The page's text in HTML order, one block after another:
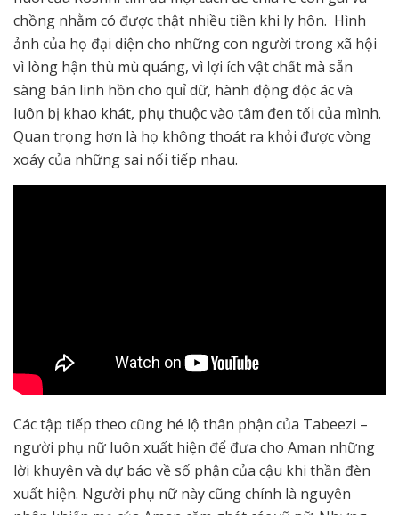
chồng nhằm có được thật nhiều tiền khi ly hôn. Hình
ảnh của họ đại diện cho những con người trong xã hội
vì lòng hận thù mù quáng, vì lợi ích vật chất mà sẵn
sàng bán linh hồn cho quỉ dữ, hành động độc ác và
luôn bị khao khát, phụ thuộc vào tâm đen tối của mình.
Quan trọng hơn là họ không thoát ra khỏi được vòng
xoáy của những sai nối tiếp nhau.
Các tập tiếp theo cũng hé lộ thân phận của Tabeezi –
người phụ nữ luôn xuất hiện để đưa cho Aman những
lời khuyên và dự báo về số phận của cậu khi thần đèn
xuất hiện. Người phụ nữ này cũng chính là nguyên